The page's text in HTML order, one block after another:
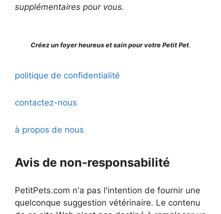
supplémentaires pour vous.
Créez un foyer heureux et sain pour votre Petit Pet.
politique de confidentialité
contactez-nous
à propos de nous
Avis de non-responsabilité
PetitPets.com n'a pas l'intention de fournir une
quelconque suggestion vétérinaire. Le contenu